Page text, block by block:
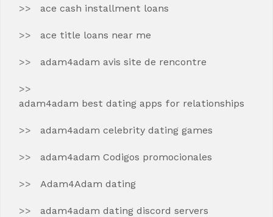
ace cash installment loans
ace title loans near me
adam4adam avis site de rencontre
adam4adam best dating apps for relationships
adam4adam celebrity dating games
adam4adam Codigos promocionales
Adam4Adam dating
adam4adam dating discord servers